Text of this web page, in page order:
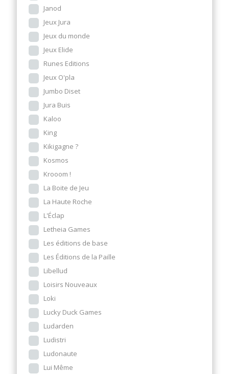
Janod
Jeux Jura
Jeux du monde
Jeux Elide
Runes Editions
Jeux O'pla
Jumbo Diset
Jura Buis
Kaloo
King
Kikigagne ?
Kosmos
Krooom !
La Boite de Jeu
La Haute Roche
L'Éclap
Letheia Games
Les éditions de base
Les Éditions de la Paille
Libellud
Loisirs Nouveaux
Loki
Lucky Duck Games
Ludarden
Ludistri
Ludonaute
Lui Même